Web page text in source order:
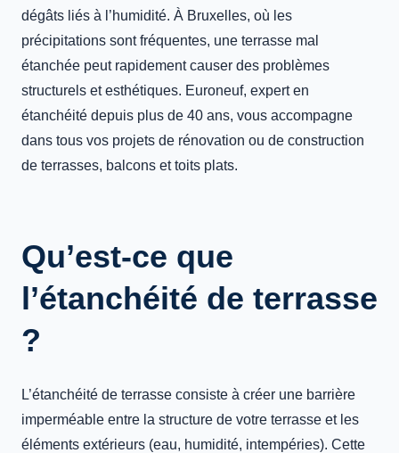
dégâts liés à l’humidité. À Bruxelles, où les
précipitations sont fréquentes, une terrasse mal
étanchée peut rapidement causer des problèmes
structurels et esthétiques. Euroneuf, expert en
étanchéité depuis plus de 40 ans, vous accompagne
dans tous vos projets de rénovation ou de construction
de terrasses, balcons et toits plats.
Qu’est-ce que
l’étanchéité de terrasse
?
L’étanchéité de terrasse consiste à créer une barrière
imperméable entre la structure de votre terrasse et les
éléments extérieurs (eau, humidité, intempéries). Cette